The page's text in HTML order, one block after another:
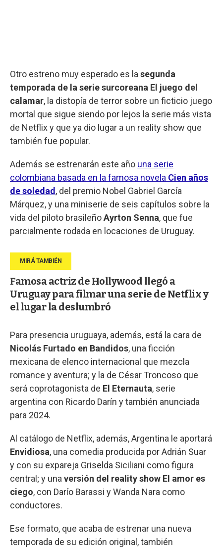
Otro estreno muy esperado es lasegunda
temporada de la serie surcoreana El juego del
calamar, la distopía de terror sobre un ficticio juego
mortal que sigue siendo por lejos la serie más vista
de Netflix y que ya dio lugar a un reality show que
también fue popular.
Además se estrenarán este año una serie
colombiana basada en la famosa novela Cien años
de soledad, del premio Nobel Gabriel García
Márquez, y una miniserie de seis capítulos sobre la
vida del piloto brasileñoAyrton Senna, que fue
parcialmente rodada en locaciones de Uruguay.
Famosa actriz de Hollywood llegó a
Uruguay para filmar una serie de Netflix y
el lugar la deslumbró
Para presencia uruguaya, además, está la cara de
Nicolás Furtado en Bandidos, una ficción
mexicana de elenco internacional que mezcla
romance y aventura; y la de César Troncoso que
será coprotagonista de El Eternauta, serie
argentina con Ricardo Darín y también anunciada
para 2024.
Al catálogo de Netflix, además, Argentina le aportará
Envidiosa, una comedia producida por Adrián Suar
y con su expareja Griselda Siciliani como figura
central; y unaversión del reality show El amor es
ciego, con Darío Barassi y Wanda Nara como
conductores.
Ese formato, que acaba de estrenar una nueva
temporada de su edición original, también